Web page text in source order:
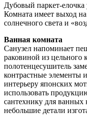
Дубовый паркет-елочка
Комната имеет выход на
солнечного света и
Ванная комната
Санузел напоминает
раковиной из
полотенцесушитель
контрастные элементы
интерьеру японских
использовать
сантехнику для ванных
небольшие детали